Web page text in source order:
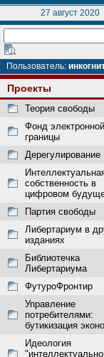
27 август 2020
Пользователь:
Проекты
Теория свободы
Фонд электронной
границы
Дерегулирование
собственность в
цифровом
Партия свободы
Либертариум в
изданиях
Библиотечка
Либертариума
ФутуроФронтир
Управление
потребителями:
бутикизация
Идеология